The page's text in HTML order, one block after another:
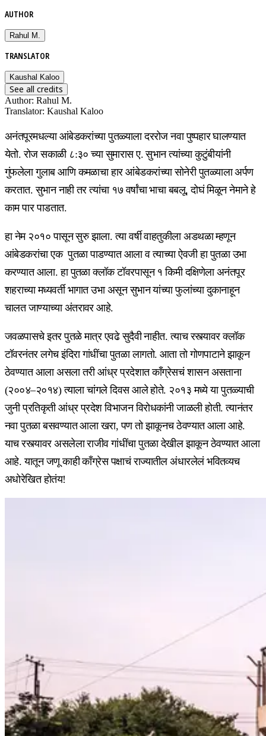
AUTHOR
Rahul M.
TRANSLATOR
Kaushal Kaloo
See all credits
Author: Rahul M.
Translator: Kaushal Kaloo
अनंतपूरमधल्या आंबेडकरांच्या पुतळ्याला दररोज नवा पुष्पहार घालण्यात
येतो. रोज सकाळी ८:३० च्या सुमारास ए. सुभान त्यांच्या कुटुंबीयांनी
गुंफलेला गुलाब आणि कमळाचा हार आंबेडकरांच्या सोनेरी पुतळ्याला अर्पण
करतात. सुभान नाही तर त्यांचा १७ वर्षांचा भाचा बबलू, दोघं मिळून नेमाने हे
काम पार पाडतात.
हा नेम २०१० पासून सुरु झाला. त्या वर्षी वाहतुकीला अडथळा म्हणून
आंबेडकरांचा एक पुतळा पाडण्यात आला व त्याच्या ऐवजी हा पुतळा उभा
करण्यात आला. हा पुतळा क्लॉक टॉवरपासून १ किमी दक्षिणेला अनंतपूर
शहराच्या मध्यवर्ती भागात उभा असून सुभान यांच्या फुलांच्या दुकानाहून
चालत जाण्याच्या अंतरावर आहे.
जवळपासचे इतर पुतळे मात्र एवढे सुदैवी नाहीत. त्याच रस्त्यावर क्लॉक
टॉवरनंतर लगेच इंदिरा गांधींचा पुतळा लागतो. आता तो गोणपाटाने झाकून
ठेवण्यात आला असला तरी आंध्र प्रदेशात काँग्रेसचं शासन असताना
(२००४–२०१४) त्याला चांगले दिवस आले होते. २०१३ मध्ये या पुतळ्याची
जुनी प्रतिकृती आंध्र प्रदेश विभाजन विरोधकांनी जाळली होती. त्यानंतर
नवा पुतळा बसवण्यात आला खरा, पण तो झाकूनच ठेवण्यात आला आहे.
याच रस्त्यावर असलेला राजीव गांधींचा पुतळा देखील झाकून ठेवण्यात आला
आहे. यातून जणू काही काँग्रेस पक्षाचं राज्यातील अंधारलेलं भवितव्यच
अधोरेखित होतंय!